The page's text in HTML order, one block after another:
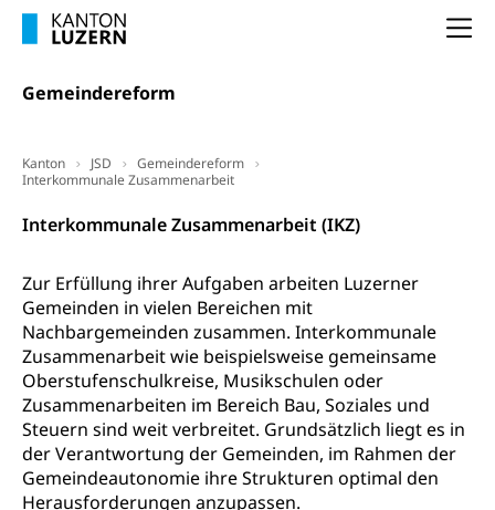
Gemeindereform
Kanton JSD
Gemeindereform
Interkommunale Zusammenarbeit
Interkommunale Zusammenarbeit (IKZ)
Zur Erfüllung ihrer Aufgaben arbeiten Luzerner
Gemeinden in vielen Bereichen mit
Nachbargemeinden zusammen. Interkommunale
Zusammenarbeit wie beispielsweise gemeinsame
Oberstufenschulkreise, Musikschulen oder
Zusammenarbeiten im Bereich Bau, Soziales und
Steuern sind weit verbreitet. Grundsätzlich liegt es in
der Verantwortung der Gemeinden, im Rahmen der
Gemeindeautonomie ihre Strukturen optimal den
Herausforderungen anzupassen.
Krankenversicherung
Krankheit, Unfall, Prämienverbilligung,
Krankenversicherung (WAS Luzern)
Obligatorische Krankenversicherung (WAS
Kranken- und Unfallversicherung
Lebensmittelsicherheit
Lebensmittelhygiene, Produktesicherheit
Lebensmittel
Prävention
Gesundheitsvorsorge, Wellness, Unfallverhütung,
Suchtprävention, Alkoholprävention,
Tabakprävention, Primärprävention,
Sekundärprävention, Tertiärprävention
Darmkrebsvorsorge
Kantonales Tabakpräventionsprogramm
Gesundheitsförderung
Soziale Sicherheit
Sozialversicherungen, Sozialpolitik,
Arbeitslosenversicherung,
Mutterschaftsversicherung, Krankenversicherung,